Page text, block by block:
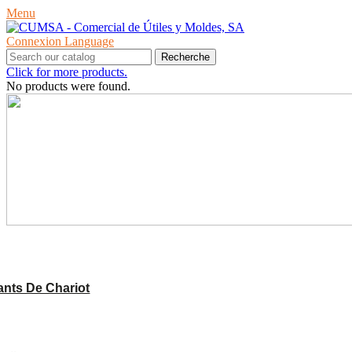
Menu
Connexion Language
Recherche
Click for more products.
No products were found.
De Chariot